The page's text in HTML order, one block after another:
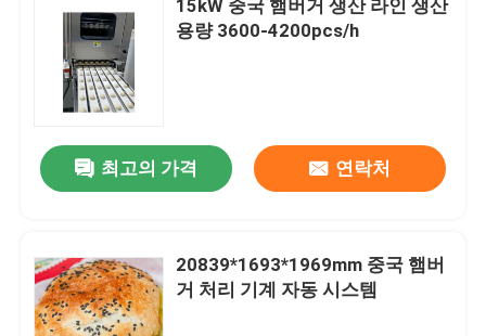
15kW 중국 햄버거 생산 라인 생산
용량 3600-4200pcs/h
최고의 가격 연락처
20839*1693*1969mm 중국 햄버
거 처리 기계 자동 시스템